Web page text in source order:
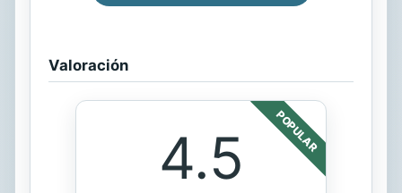
Valoración
POPULAR
4.5